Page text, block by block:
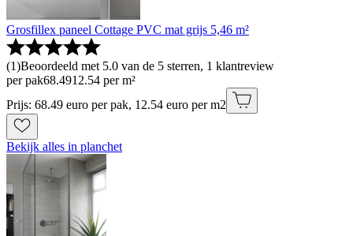
Grosfillex paneel Cottage PVC mat grijs 5,46 m²
(1)Beoordeeld met 5.0 van de 5 sterren, 1 klantreview
per pak68.4912.54 per m²
Prijs: 68.49 euro per pak, 12.54 euro per m2
Bekijk alles in planchet